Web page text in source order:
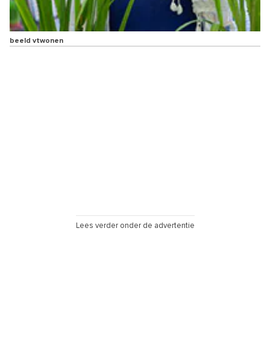
beeld vtwonen
Lees verder onder de advertentie